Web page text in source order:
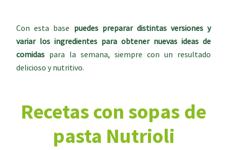
Con esta base puedes preparar distintas versiones y
variar los ingredientes para obtener nuevas ideas de
comidas para la semana, siempre con un resultado
delicioso y nutritivo.
Recetas con sopas de
pasta Nutrioli